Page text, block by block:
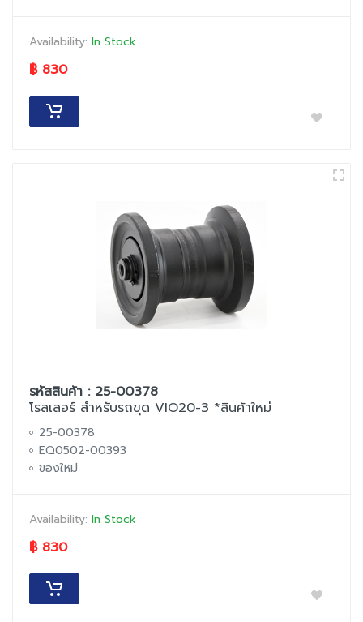
Availability: In Stock
฿ 830
รหัสสินค้า : 25-00378
โรลเลอร์ สำหรับรถขุด VIO20-3 *สินค้าใหม่
25-00378
EQ0502-00393
ของใหม่
Availability: In Stock
฿ 830